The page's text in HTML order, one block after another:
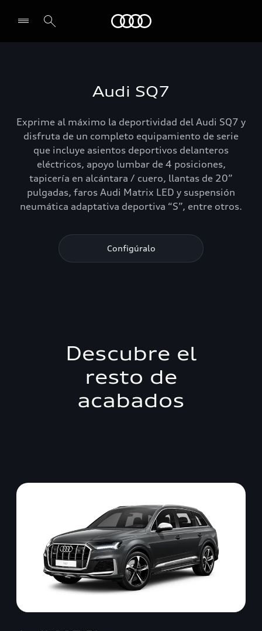
Audi SQ7
Exprime al máximo la deportividad del Audi SQ7 y
disfruta de un completo equipamiento de serie
que incluye asientos deportivos delanteros
eléctricos, apoyo lumbar de 4 posiciones,
tapicería en alcántara / cuero, llantas de 20”
pulgadas, faros Audi Matrix LED y suspensión
neumática adaptativa deportiva “S”, entre otros.
Configúralo
Descubre el
resto de
acabados